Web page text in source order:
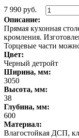
7 990 руб.
Описание:
Прямая кухонная
кромления.
Торцевые части
Цвет:
Черный детройт
Ширина, мм:
3050
Высота, мм:
38
Глубина, мм:
600
Материал:
Влагостойкая ДСП,